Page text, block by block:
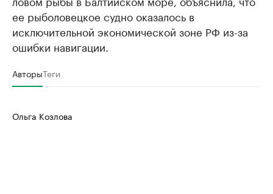
ее рыболовецкое судно оказалось в
исключительной экономической зоне РФ из-за
ошибки навигации.
АвторыТеги
Ольга Козлова